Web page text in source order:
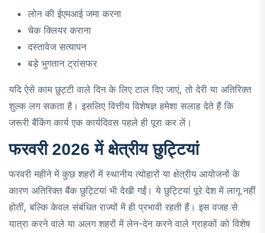
लोन की ईएमआई जमा करना
चेक क्लियर कराना
दस्तावेज सत्यापन
बड़े भुगतान ट्रांसफर
यदि ऐसे काम छुट्टी वाले दिन के लिए टाल दिए जाएं, तो देरी या अतिरिक्त
शुल्क लग सकता है। इसलिए वित्तीय विशेषज्ञ हमेशा सलाह देते हैं कि
जरूरी बैंकिंग कार्य एक कार्यदिवस पहले ही पूरा कर लें।
फरवरी 2026 में क्षेत्रीय छुट्टियां
फरवरी महीने में कुछ शहरों में स्थानीय त्योहारों या क्षेत्रीय आयोजनों के
कारण अतिरिक्त बैंक छुट्टियां भी देखी गईं। ये छुट्टियां पूरे देश में लागू नहीं
होतीं, बल्कि केवल संबंधित राज्यों में ही प्रभावी रहती हैं। इस वजह से
यात्रा करने वाले या अलग शहरों में लेन-देन करने वाले ग्राहकों को विशेष